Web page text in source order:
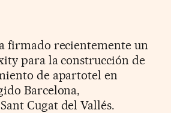
firmado recientemente un
para la construcción de
de apartotel en
Barcelona,
Cugat del Vallés.